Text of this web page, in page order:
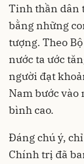
Tinh thần dân
bằng những
tượng. Theo
nước ta ước
người đạt
Nam bước
bình cao.
Đáng chú ý,
Chính trị đã